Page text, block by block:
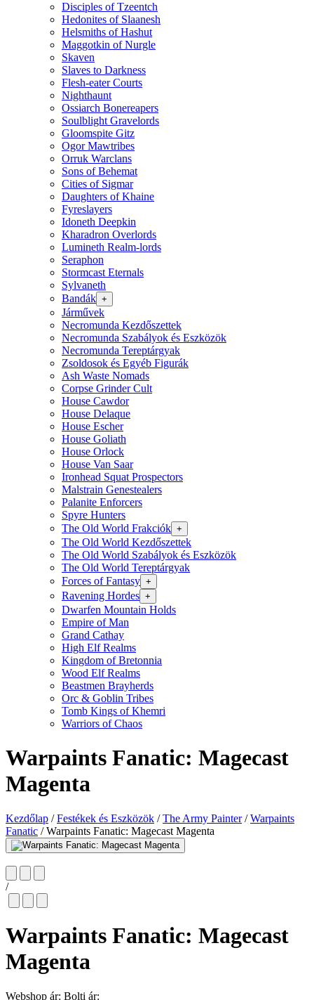
Disciples of Tzeentch
Hedonites of Slaanesh
Helsmiths of Hashut
Maggotkin of Nurgle
Skaven
Slaves to Darkness
Flesh-eater Courts
Nighthaunt
Ossiarch Bonereapers
Soulblight Gravelords
Gloomspite Gitz
Ogor Mawtribes
Orruk Warclans
Sons of Behemat
Cities of Sigmar
Daughters of Khaine
Fyreslayers
Idoneth Deepkin
Kharadron Overlords
Lumineth Realm-lords
Seraphon
Stormcast Eternals
Sylvaneth
Bandák +
Járművek
Necromunda Kezdőszettek
Necromunda Szabályok és Eszközök
Necromunda Tereptárgyak
Zsoldosok és Egyéb Figurák
Ash Waste Nomads
Corpse Grinder Cult
House Cawdor
House Delaque
House Escher
House Goliath
House Orlock
House Van Saar
Ironhead Squat Prospectors
Malstrain Genestealers
Palanite Enforcers
Spyre Hunters
The Old World Frakciók +
The Old World Kezdőszettek
The Old World Szabályok és Eszközök
The Old World Tereptárgyak
Forces of Fantasy +
Ravening Hordes +
Dwarfen Mountain Holds
Empire of Man
Grand Cathay
High Elf Realms
Kingdom of Bretonnia
Wood Elf Realms
Beastmen Brayherds
Orc & Goblin Tribes
Tomb Kings of Khemri
Warriors of Chaos
Warpaints Fanatic: Magecast
Magenta
Kezdőlap / Festékek és Eszközök / The Army Painter / Warpaints
Fanatic /Warpaints Fanatic: Magecast Magenta
/
Warpaints Fanatic: Magecast
Magenta
Webshop ár: Bolti ár: